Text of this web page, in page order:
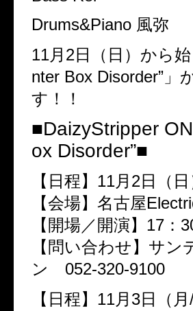
Drums&Piano 風弥
11月2日（日）から
nter Box Disorder”」
す！！
■DaizyStripper
ox Disorder”■
【日程】11月2日（日
【会場】名古屋
【開場／開演】17：
【問い合わせ】サ
ン 052-320-9100
【日程】11月3日（月/